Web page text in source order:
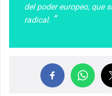
del poder europeo, que
radical.